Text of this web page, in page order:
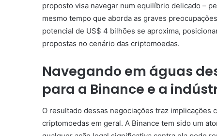
proposto visa navegar num equilíbrio delicado –
mesmo tempo que aborda as graves
potencial de US$ 4 bilhões se aproxima,
propostas no cenário das criptomoedas.
Navegando em águas
para a Binance e a
O resultado dessas negociações traz implicações
criptomoedas em geral. A Binance tem sido um